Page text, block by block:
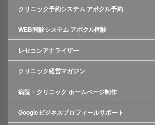
クリニック予約システム アポクル予約
WEB問診システム アポクル問診
レセコンアナライザー
クリニック経営マガジン
病院・クリニック ホームページ制作
Googleビジネスプロフィールサポート